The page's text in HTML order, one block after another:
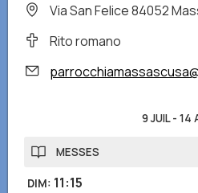
Via San Felice 84052
Rito romano
9 JUIL- 14
MESSES
DIM: 11:15